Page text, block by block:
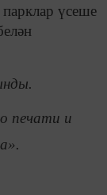
үсеше
печати и